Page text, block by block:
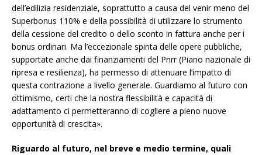
dell’edilizia residenziale, soprattutto a causa del venir meno del
Superbonus 110% e della possibilità di utilizzare lo strumento
della cessione del credito o dello sconto in fattura anche per i
bonus ordinari. Ma l’eccezionale spinta delle opere pubbliche,
supportate anche dai finanziamenti del Pnrr (Piano nazionale di
ripresa e resilienza), ha permesso di attenuare l’impatto di
questa contrazione a livello generale. Guardiamo al futuro con
ottimismo, certi che la nostra flessibilità e capacità di
adattamento ci permetteranno di cogliere a pieno nuove
opportunità di crescita».
Riguardo al futuro, nel breve e medio termine, quali